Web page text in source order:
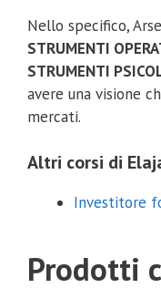
Nello specifico,
STRUMENTI
STRUMENTI
avere una visione
mercati.
Altri corsi di
Investitore
Prodotti